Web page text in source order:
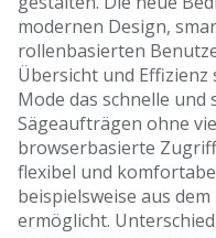
modernen Design,
rollenbasierten
Übersicht und
Mode das schnelle
Sägeaufträgen ohne
browserbasierte
flexibel und
beispielsweise aus
ermöglicht.